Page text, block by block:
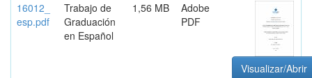
16012_
esp.pdf
Trabajo de
Graduación
en Español
1,56 MB
Adobe
PDF
Visualizar/Abrir